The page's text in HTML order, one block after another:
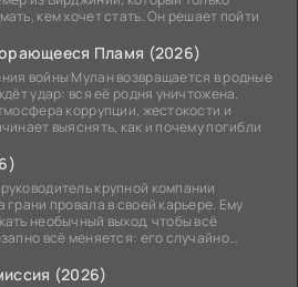
кем хочет стать. Он решает пойти
Пламя (2026)
войны Мулан возвращается в родные
удар: вся её родня уничтожена.
коррупции, жестокости и
выяснять, как и почему погибли
крупной компании
грани провала в своей карьере. Ему
необычный выход, чтобы всё
всё меняется: его случайно
(2026)